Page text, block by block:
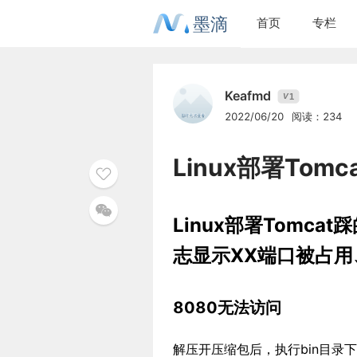
墨滴 首页 专栏
Keafmd V1
2022/06/20 阅读：234
Linux部署
Linux部署Tomcat踩
志显示XX端口被占
8080无法访问
解压开压缩包后，执行bin目录